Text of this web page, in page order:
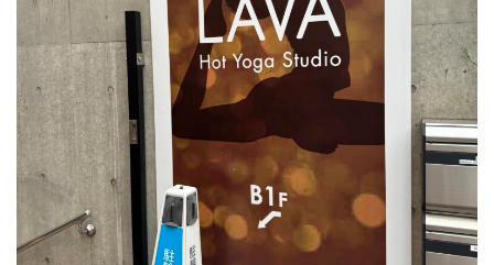
オ
の
LAVA
が
自
由
が
丘